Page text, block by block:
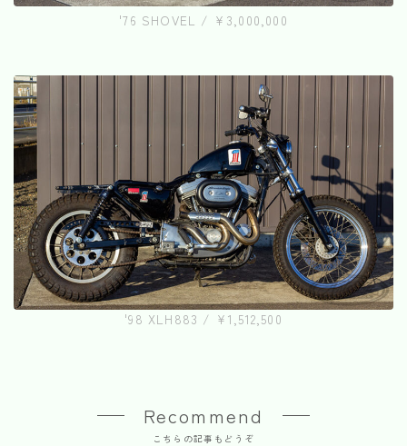
'76 SHOVEL / ¥3,000,000
'98 XLH883 / ¥1,512,500
Recommend
こちらの記事もどうぞ